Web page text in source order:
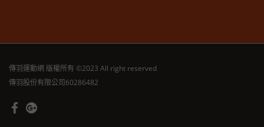
傳羽運動網 版權所有 ©2023 All right reserved
傳羽股份有限公司60286482